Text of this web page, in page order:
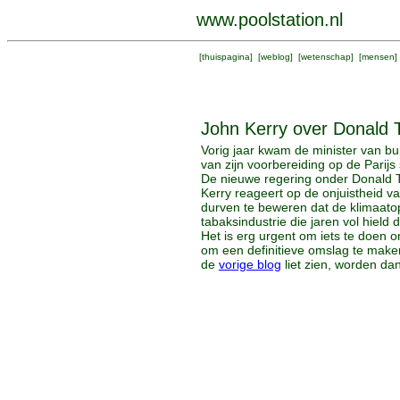
www.poolstation.nl
[thuispagina] [weblog] [wetenschap] [mensen]
John Kerry over Donald
Vorig jaar kwam de minister van
van zijn voorbereiding op de
De nieuwe regering onder Donald
Kerry reageert op de onjuistheid
durven te beweren dat de
tabaksindustrie die jaren vol hield
Het is erg urgent om iets te doen
om een definitieve omslag te
de vorige blog liet zien, worden